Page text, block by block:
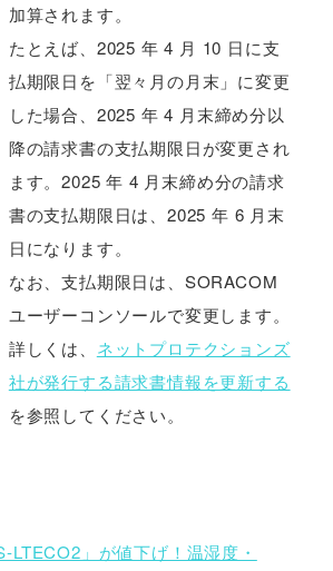
加算されます。
たとえば、2025 年 4 月 10 日に支
払期限日を「翌々月の月末」に変更
した場合、2025 年 4 月末締め分以
降の請求書の支払期限日が変更され
ます。2025 年 4 月末締め分の請求
書の支払期限日は、2025 年 6 月末
日になります。
なお、支払期限日は、SORACOM
ユーザーコンソールで変更します。
詳しくは、 ネットプロテクションズ
社が発行する請求書情報を更新する
を参照してください。
LTECO2」が値下げ！温湿度・